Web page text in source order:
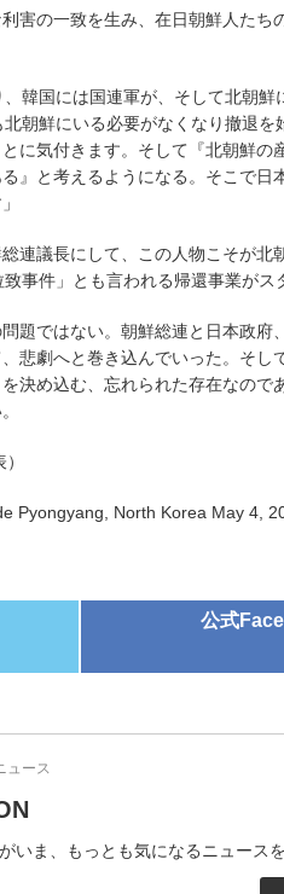
害の一致を生み、在日朝鮮人たち
韓国には国連軍が、そして北朝
朝鮮にいる必要がなくなり撤退を
に気付きます。そして『北朝鮮の
』と考えるようになる。そこで日
連議長にして、この人物こそが北
事件」とも言われる帰還事業がス
題ではない。朝鮮総連と日本政府
悲劇へと巻き込んでいった。そし
決め込む、忘れられた存在なので
Pyongyang, North Korea May 4,
公式
ュース
いま、もっとも気になるニュース